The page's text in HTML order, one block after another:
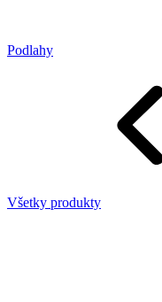
Podlahy
Všetky produkty